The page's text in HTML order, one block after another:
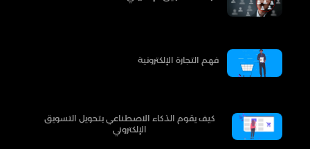
فهم التجارة الإلكترونية
كيف يقوم الذكاء الاصطناعي بتحويل التسويق
الإلكتروني